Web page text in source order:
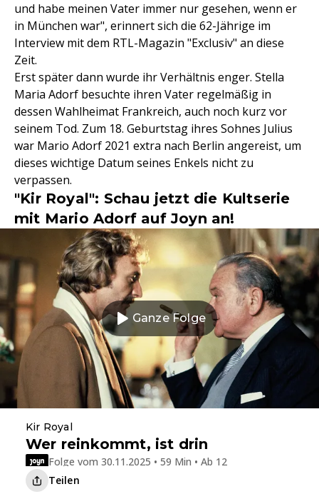
und habe meinen Vater immer nur gesehen, wenn er
in München war", erinnert sich die 62-Jährige im
Interview mit dem RTL-Magazin "Exclusiv" an diese
Zeit.
Erst später dann wurde ihr Verhältnis enger. Stella
Maria Adorf besuchte ihren Vater regelmäßig in
dessen Wahlheimat Frankreich, auch noch kurz vor
seinem Tod. Zum 18. Geburtstag ihres Sohnes Julius
war Mario Adorf 2021 extra nach Berlin angereist, um
dieses wichtige Datum seines Enkels nicht zu
verpassen.
"Kir Royal": Schau jetzt die Kultserie
mit Mario Adorf auf Joyn an!
Ganze Folge
Kir Royal
Wer reinkommt, ist drin
Folge vom 30.11.2025 • 59 Min • Ab 12
Teilen